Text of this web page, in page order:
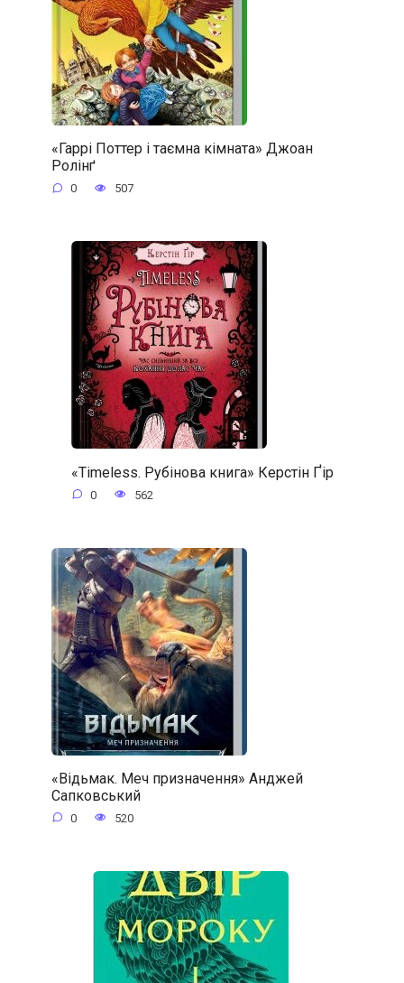
«Гаррі Поттер і таємна кімната» Джоан
Ролінґ
0 507
«Timeless. Рубінова книга» Керстін Ґір
0 562
«Відьмак. Меч призначення» Анджей
Сапковський
0 520